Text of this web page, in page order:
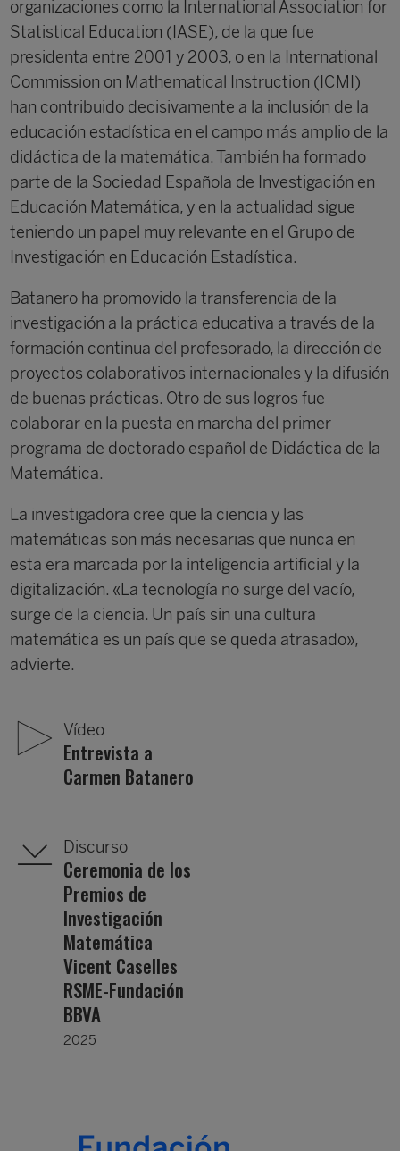
organizaciones como la International Association for
Statistical Education (IASE), de la que fue
presidenta entre 2001 y 2003, o en la International
Commission on Mathematical Instruction (ICMI)
han contribuido decisivamente a la inclusión de la
educación estadística en el campo más amplio de la
didáctica de la matemática. También ha formado
parte de la Sociedad Española de Investigación en
Educación Matemática, y en la actualidad sigue
teniendo un papel muy relevante en el Grupo de
Investigación en Educación Estadística.
Batanero ha promovido la transferencia de la
investigación a la práctica educativa a través de la
formación continua del profesorado, la dirección de
proyectos colaborativos internacionales y la difusión
de buenas prácticas. Otro de sus logros fue
colaborar en la puesta en marcha del primer
programa de doctorado español de Didáctica de la
Matemática.
La investigadora cree que la ciencia y las
matemáticas son más necesarias que nunca en
esta era marcada por la inteligencia artificial y la
digitalización. «La tecnología no surge del vacío,
surge de la ciencia. Un país sin una cultura
matemática es un país que se queda atrasado»,
advierte.
Vídeo
Entrevista a
Carmen Batanero
Discurso
Ceremonia de los
Premios de
Investigación
Matemática
Vicent Caselles
RSME-Fundación
BBVA
2025